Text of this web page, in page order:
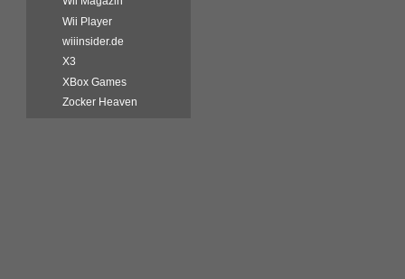
Wii Player
wiiinsider.de
X3
XBox Games
Zocker Heaven